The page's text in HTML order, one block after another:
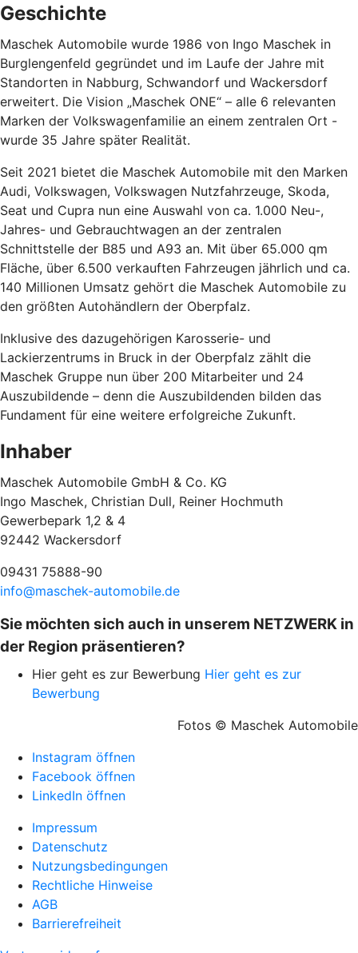
Geschichte
Maschek Automobile wurde 1986 von Ingo Maschek in
Burglengenfeld gegründet und im Laufe der Jahre mit
Standorten in Nabburg, Schwandorf und Wackersdorf
erweitert. Die Vision „Maschek ONE“ – alle 6 relevanten
Marken der Volkswagenfamilie an einem zentralen Ort -
wurde 35 Jahre später Realität.
Seit 2021 bietet die Maschek Automobile mit den Marken
Audi, Volkswagen, Volkswagen Nutzfahrzeuge, Skoda,
Seat und Cupra nun eine Auswahl von ca. 1.000 Neu-,
Jahres- und Gebrauchtwagen an der zentralen
Schnittstelle der B85 und A93 an. Mit über 65.000 qm
Fläche, über 6.500 verkauften Fahrzeugen jährlich und ca.
140 Millionen Umsatz gehört die Maschek Automobile zu
den größten Autohändlern der Oberpfalz.
Inklusive des dazugehörigen Karosserie- und
Lackierzentrums in Bruck in der Oberpfalz zählt die
Maschek Gruppe nun über 200 Mitarbeiter und 24
Auszubildende – denn die Auszubildenden bilden das
Fundament für eine weitere erfolgreiche Zukunft.
Inhaber
Maschek Automobile GmbH & Co. KG
Ingo Maschek, Christian Dull, Reiner Hochmuth
Gewerbepark 1,2 & 4
92442 Wackersdorf
09431 75888-90
info@maschek-automobile.de
Sie möchten sich auch in unserem NETZWERK in
der Region präsentieren?
Hier geht es zur Bewerbung Hier geht es zur
Bewerbung
Fotos © Maschek Automobile
Instagram öffnen
Facebook öffnen
LinkedIn öffnen
Impressum
Datenschutz
Nutzungsbedingungen
Rechtliche Hinweise
AGB
Barrierefreiheit